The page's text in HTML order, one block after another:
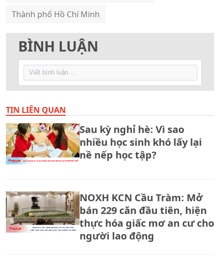
Thành phố Hồ Chí Minh
BÌNH LUẬN
TIN LIÊN QUAN
Sau kỳ nghỉ hè: Vì sao
nhiều học sinh khó lấy lại
nề nếp học tập?
NOXH KCN Cầu Tràm: Mở
bán 229 căn đầu tiên, hiện
thực hóa giấc mơ an cư cho
người lao động